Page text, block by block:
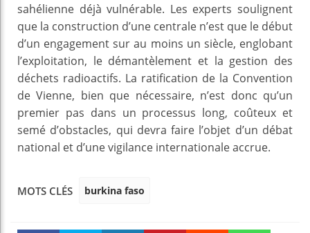
sahélienne déjà vulnérable. Les experts soulignent
que la construction d’une centrale n’est que le début
d’un engagement sur au moins un siècle, englobant
l’exploitation, le démantèlement et la gestion des
déchets radioactifs. La ratification de la Convention
de Vienne, bien que nécessaire, n’est donc qu’un
premier pas dans un processus long, coûteux et
semé d’obstacles, qui devra faire l’objet d’un débat
national et d’une vigilance internationale accrue.
MOTS CLÉS burkina faso